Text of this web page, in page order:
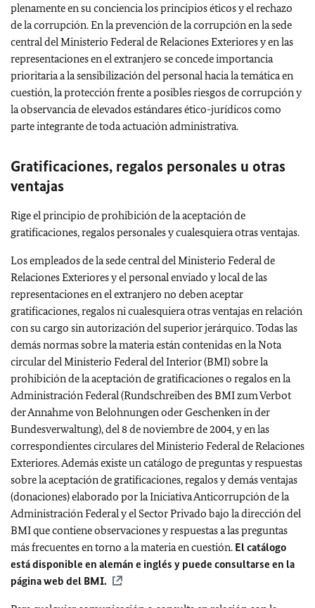
plenamente en su conciencia los principios éticos y el rechazo
de la corrupción. En la prevención de la corrupción en la sede
central del Ministerio Federal de Relaciones Exteriores y en las
representaciones en el extranjero se concede importancia
prioritaria a la sensibilización del personal hacia la temática en
cuestión, la protección frente a posibles riesgos de corrupción y
la observancia de elevados estándares ético-jurídicos como
parte integrante de toda actuación administrativa.
Gratificaciones, regalos personales u otras
ventajas
Rige el principio de prohibición de la aceptación de
gratificaciones, regalos personales y cualesquiera otras ventajas.
Los empleados de la sede central del Ministerio Federal de
Relaciones Exteriores y el personal enviado y local de las
representaciones en el extranjero no deben aceptar
gratificaciones, regalos ni cualesquiera otras ventajas en relación
con su cargo sin autorización del superior jerárquico. Todas las
demás normas sobre la materia están contenidas en la Nota
circular del Ministerio Federal del Interior (BMI) sobre la
prohibición de la aceptación de gratificaciones o regalos en la
Administración Federal (Rundschreiben des BMI zum Verbot
der Annahme von Belohnungen oder Geschenken in der
Bundesverwaltung), del 8 de noviembre de 2004, y en las
correspondientes circulares del Ministerio Federal de Relaciones
Exteriores. Además existe un catálogo de preguntas y respuestas
sobre la aceptación de gratificaciones, regalos y demás ventajas
(donaciones) elaborado por la Iniciativa Anticorrupción de la
Administración Federal y el Sector Privado bajo la dirección del
BMI que contiene observaciones y respuestas a las preguntas
más frecuentes en torno a la materia en cuestión. El catálogo
está disponible en alemán e inglés y puede consultarse en la
página web del BMI.